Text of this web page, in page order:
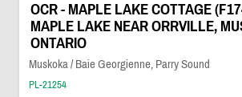
OCR - MAPLE LAKE COTTAGE
MAPLE LAKE NEAR ORRVILLE,
ONTARIO
Muskoka / Baie Georgienne, Parry Sound
PL-21254